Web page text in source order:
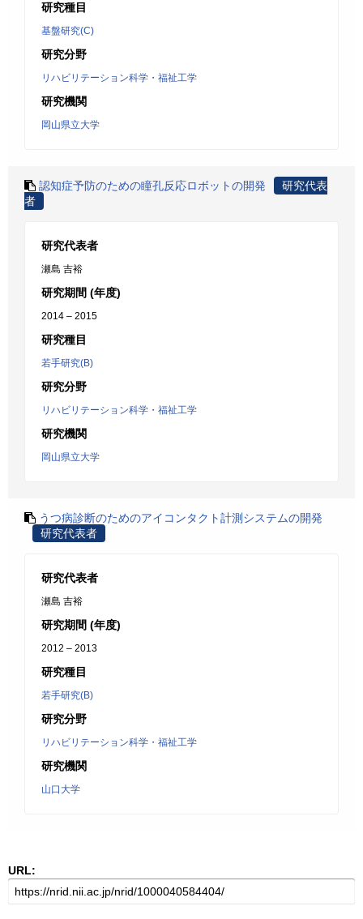
研究種目
基盤研究(C)
研究分野
リハビリテーション科学・福祉工学
研究機関
岡山県立大学
認知症予防のための瞳孔反応ロボットの開発
研究代表
者
研究代表者
瀬島 吉裕
研究期間 (年度)
2014 – 2015
研究種目
若手研究(B)
研究分野
リハビリテーション科学・福祉工学
研究機関
岡山県立大学
うつ病診断のためのアイコンタクト計測システムの開発
研究代表者
研究代表者
瀬島 吉裕
研究期間 (年度)
2012 – 2013
研究種目
若手研究(B)
研究分野
リハビリテーション科学・福祉工学
研究機関
山口大学
URL: